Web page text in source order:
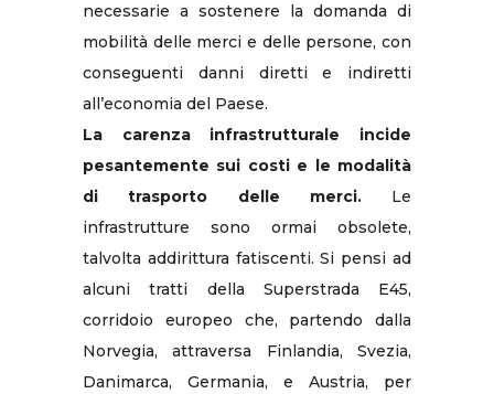
necessarie a sostenere la domanda di
mobilità delle merci e delle persone, con
conseguenti danni diretti e indiretti
all’economia del Paese.
La carenza infrastrutturale incide
pesantemente sui costi e le modalità
di trasporto delle merci.Le
infrastrutture sono ormai obsolete,
talvolta addirittura fatiscenti. Si pensi ad
alcuni tratti della Superstrada E45,
corridoio europeo che, partendo dalla
Norvegia, attraversa Finlandia, Svezia,
Danimarca, Germania, e Austria, per